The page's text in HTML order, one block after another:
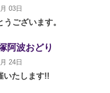
03日
ございます。
阿波おどり
24日
いたします!!